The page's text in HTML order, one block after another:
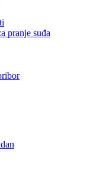
pranje suđa